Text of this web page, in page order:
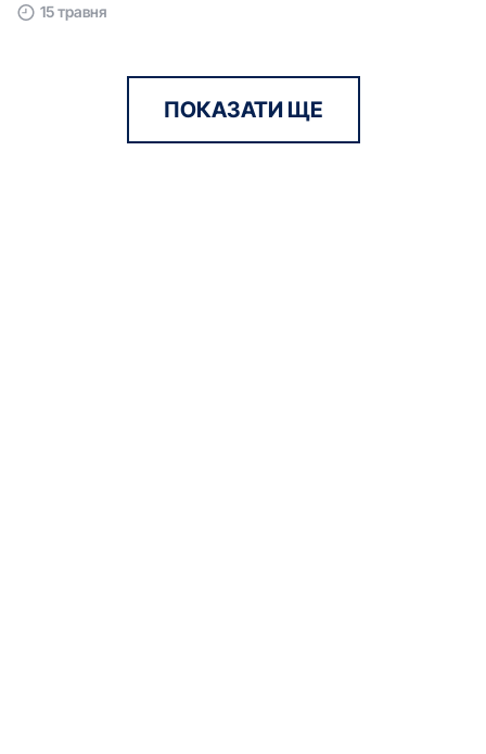
15 травня
ПОКАЗАТИ ЩЕ